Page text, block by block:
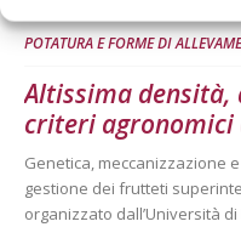
POTATURA E FORME DI
Altissima densità,
criteri agronomici
Genetica, meccanizzazione
gestione dei frutteti
organizzato dall’Università di